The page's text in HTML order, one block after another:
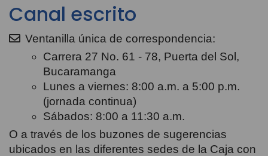
Canal escrito
Ventanilla única de correspondencia:
Carrera 27 No. 61 - 78, Puerta del Sol,
Bucaramanga
Lunes a viernes: 8:00 a.m. a 5:00 p.m.
(jornada continua)
Sábados: 8:00 a 11:30 a.m.
O a través de los buzones de sugerencias
ubicados en las diferentes sedes de la Caja con